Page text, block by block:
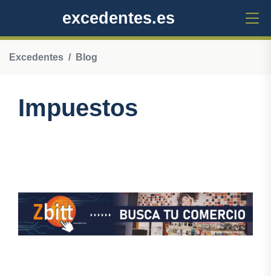
excedentes.es
Excedentes Blog
Impuestos